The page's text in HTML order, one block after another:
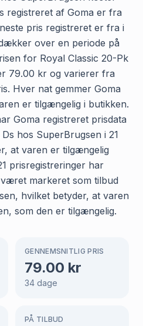
registreret af Goma er fra
pris registreret er fra i
over en periode på
for Royal Classic 20-Pk
79.00 kr og varierer fra
Hver nat gemmer Goma
er tilgængelig i butikken.
Goma registreret prisdata
hos SuperBrugsen i 21
at varen er tilgængelig
prisregistreringer har
markeret som tilbud
hvilket betyder, at varen
som den er tilgængelig.
GENNEMSNITLIG PRIS
79.00 kr
34 dage
PÅ TILBUD